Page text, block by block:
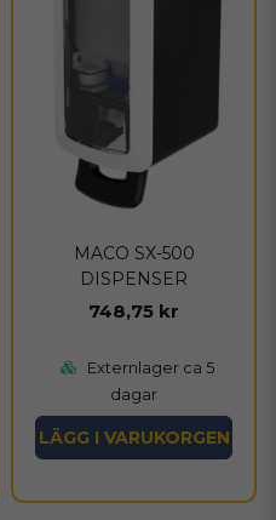
MACO SX-500
DISPENSER
748,75 kr
Externlager ca 5
dagar
LÄGG I VARUKORGEN